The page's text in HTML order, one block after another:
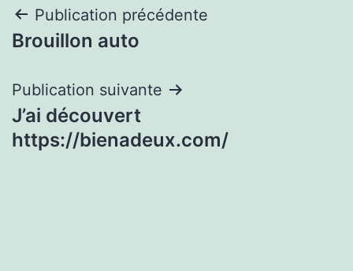
Navigation
de
l’article
Publication précédente
Brouillon auto
Publication suivante
J’ai découvert
https://bienadeux.com/